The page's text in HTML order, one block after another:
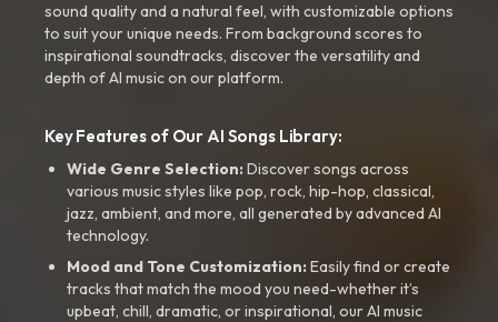
sound quality and a natural feel, with customizable options
to suit your unique needs. From background scores to
inspirational soundtracks, discover the versatility and
depth of AI music on our platform.
Key Features of Our AI Songs Library:
Wide Genre Selection:Discover songs across
various music styles like pop, rock, hip-hop, classical,
jazz, ambient, and more, all generated by advanced AI
technology.
Mood and Tone Customization:Easily find or create
tracks that match the mood you need-whether it’s
upbeat, chill, dramatic, or inspirational, our AI music